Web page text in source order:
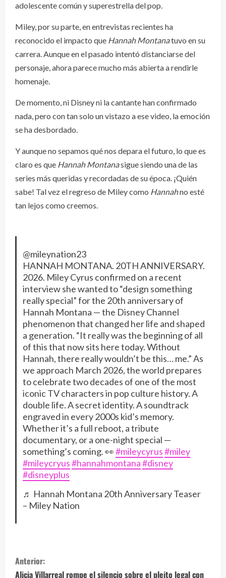
adolescente común y superestrella del pop.
Miley, por su parte, en entrevistas recientes ha
reconocido el impacto que Hannah Montanatuvo en su
carrera. Aunque en el pasado intentó distanciarse del
personaje, ahora parece mucho más abierta a rendirle
homenaje.
De momento, ni Disney ni la cantante han confirmado
nada, pero con tan solo un vistazo a ese video, la emoción
se ha desbordado.
Y aunque no sepamos qué nos depara el futuro, lo que es
claro es que Hannah Montanasigue siendo una de las
series más queridas y recordadas de su época. ¡Quién
sabe! Tal vez el regreso de Miley como Hannahno esté
tan lejos como creemos.
@mileynation23
HANNAH MONTANA. 20TH ANNIVERSARY.
2026. Miley Cyrus confirmed on a recent
interview she wanted to “design something
really special” for the 20th anniversary of
Hannah Montana — the Disney Channel
phenomenon that changed her life and shaped
a generation. “It really was the beginning of all
of this that now sits here today. Without
Hannah, there really wouldn’t be this… me.” As
we approach March 2026, the world prepares
to celebrate two decades of one of the most
iconic TV characters in pop culture history. A
double life. A secret identity. A soundtrack
engraved in every 2000s kid’s memory.
Whether it’s a full reboot, a tribute
documentary, or a one-night special —
something’s coming. 👀#mileycyrus#miley
#mileycryus#hannahmontana#disney
#disneyplus
♬ Hannah Montana 20th Anniversary Teaser
– Miley Nation
S
Anterior:
Alicia Villarreal rompe el silencio sobre el pleito legal con